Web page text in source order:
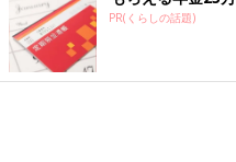
PR(くらしの話題)